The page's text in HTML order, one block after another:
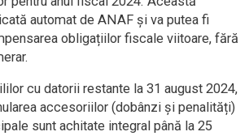
automat de ANAF și va putea fi
obligațiilor fiscale viitoare, fără
cu datorii restante la 31 august 2024,
accesoriilor (dobânzi și penalități)
sunt achitate integral până la 25